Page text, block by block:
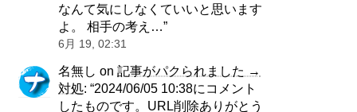
なんて気にしなくていいと思います
よ。 相手の考え…”
6月 19, 02:31
名無し on記事がパクられました →
対処: “2024/06/05 10:38にコメント
したものです。URL削除ありがとう